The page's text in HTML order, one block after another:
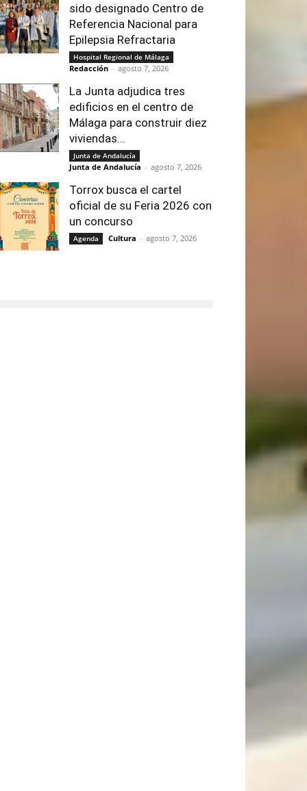
sido designado Centro de
Referencia Nacional para
Epilepsia Refractaria
Hospital Regional de Málaga
Redacción - agosto 7, 2026
La Junta adjudica tres
edificios en el centro de
Málaga para construir diez
viviendas...
Junta de Andalucía
Junta de Andalucía - agosto 7, 2026
Torrox busca el cartel
oficial de su Feria 2026 con
un concurso
Agenda Cultura - agosto 7, 2026